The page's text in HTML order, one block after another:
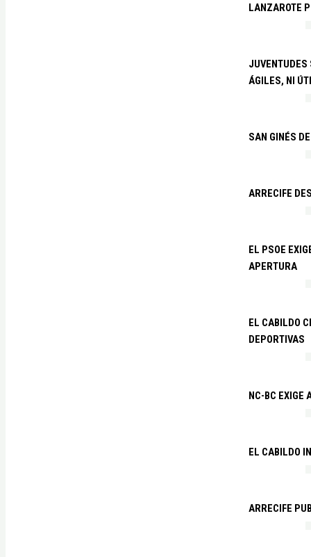
LANZAROTE
JUVENTUDES
ÁGILES, NI
SAN GINÉS
ARRECIFE
EL PSOE
APERTURA
EL CABILDO
DEPORTIVAS
NC-BC EXIGE
EL CABILDO
ARRECIFE